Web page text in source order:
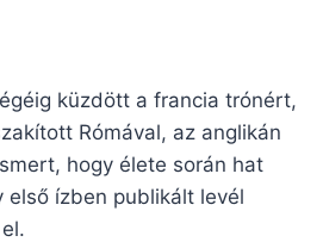
küzdött a francia trónért,
Rómával, az anglikán
hogy élete során hat
ízben publikált levél